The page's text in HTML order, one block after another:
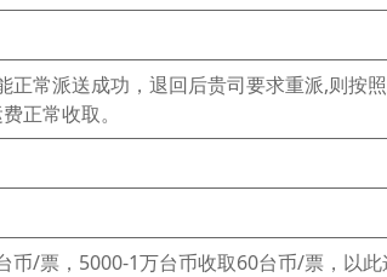
常派送成功，退回后贵司要求重派,则按
正常收取。
币/票，5000-1万台币收取60台币/票，以此